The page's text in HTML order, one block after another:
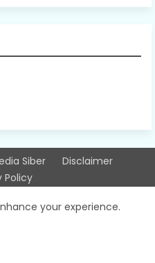
Siber
Disclaimer
Policy
your experience.